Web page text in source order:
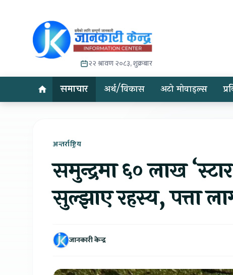
२२ श्रावण २०८३, शुक्रबार
समाचार अर्थ/विकास अटो मोवाइल्स
अन्तर्राष्ट्रिय
समुन्द्रमा ६० लाख
सुल्झाए रहस्य, पत्ता
जानकारी केन्द्र